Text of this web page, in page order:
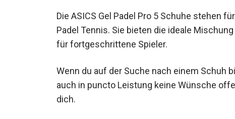
Fazit
Die ASICS Gel Padel Pro 5 Schuhe stehen
für fortgeschrittene Spieler.
Wenn du auf der Suche nach einem Schuh